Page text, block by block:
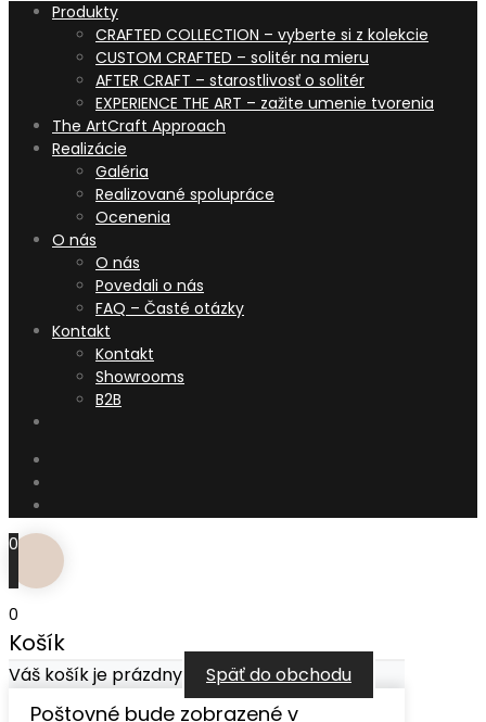
Produkty
CRAFTED COLLECTION – vyberte si z kolekcie
CUSTOM CRAFTED – solitér na mieru
AFTER CRAFT – starostlivosť o solitér
EXPERIENCE THE ART – zažite umenie tvorenia
The ArtCraft Approach
Realizácie
Galéria
Realizované spolupráce
Ocenenia
O nás
O nás
Povedali o nás
FAQ – Časté otázky
Kontakt
Kontakt
Showrooms
B2B
0
0
Košík
Váš košík je prázdny Späť do obchodu
Poštovné bude zobrazené v